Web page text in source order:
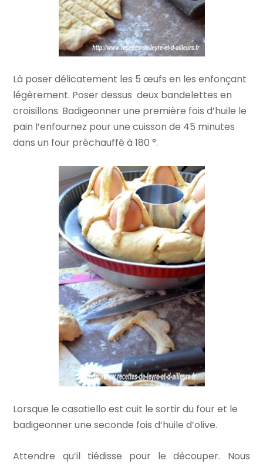
Là poser délicatement les 5 œufs en les enfonçant
légèrement. Poser dessus deux bandelettes en
croisillons. Badigeonner une première fois d’huile le
pain l’enfournez pour une cuisson de 45 minutes
dans un four préchauffé à 180 °.
Lorsque le casatiello est cuit le sortir du four et le
badigeonner une seconde fois d’huile d’olive.
Attendre qu’il tiédisse pour le découper. Nous